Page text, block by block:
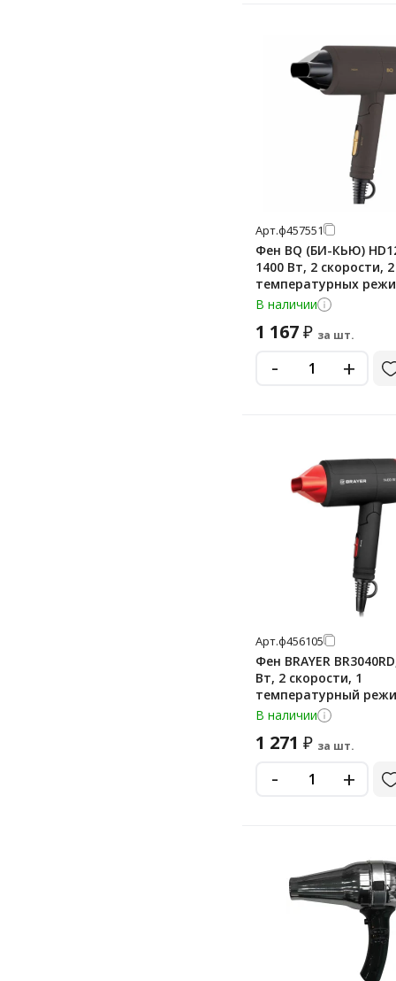
Арт.ф457551
Фен BQ (БИ-КЬЮ)
1400 Вт, 2 скорости, 2
температурных
ионизация,
В наличии
1 167₽ за шт.
- +
Арт.ф456105
Фен BRAYER
Вт, 2 скорости, 1
температурный
складная ручка,
В наличии
1 271 ₽ за шт.
- +